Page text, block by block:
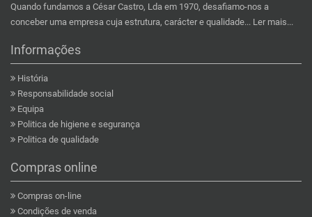
Quando fundamos a César Castro, Lda em 1970, desafiamo-nos a
conceber uma empresa cuja estrutura, carácter e qualidade... Ler mais...
Informações
História
Responsabilidade social
Equipa
Politica de higiene e segurança
Politica de qualidade
Compras online
Compras on-line
Condições de venda